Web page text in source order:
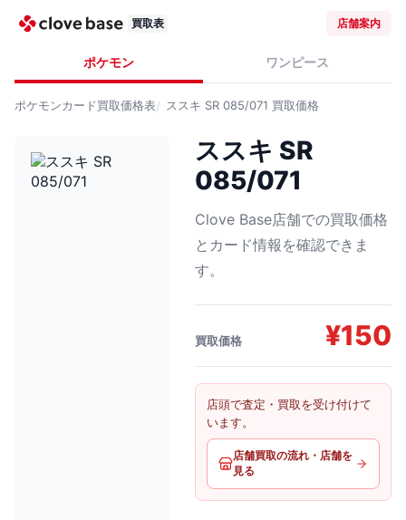
買取表 店舗案内
ポケモン ワンピース
ポケモンカード買取価格表 ススキ SR 085/071 買取価格
ススキ SR
085/071
Clove Base店舗での買取価格
とカード情報を確認できま
す。
買取価格 ¥150
店頭で査定・買取を受け付けて
います。
店舗買取の流れ・店舗を
見る